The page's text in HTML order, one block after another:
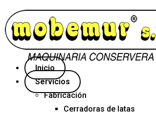
Inicio
Servicios
Fabricación
Cerradoras de latas